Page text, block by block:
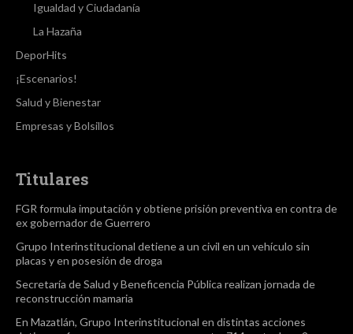
Igualdad y Ciudadanía
La Hazaña
DeporHits
¡Escenarios!
Salud y Bienestar
Empresas y Bolsillos
Titulares
FGR formula imputación y obtiene prisión preventiva en contra de
ex gobernador de Guerrero
Grupo Interinstitucional detiene a un civil en un vehículo sin
placas y en posesión de droga
Secretaría de Salud y Beneficencia Pública realizan jornada de
reconstrucción mamaria
En Mazatlán, Grupo Interinstitucional en distintas acciones